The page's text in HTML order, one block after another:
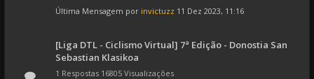
Última Mensagem por invictuzz 11 Dez 2023, 11:16
[Liga DTL - Ciclismo Virtual] 7ª Edição - Donostia San
Sebastian Klasikoa
1 Respostas 16805 Visualizações